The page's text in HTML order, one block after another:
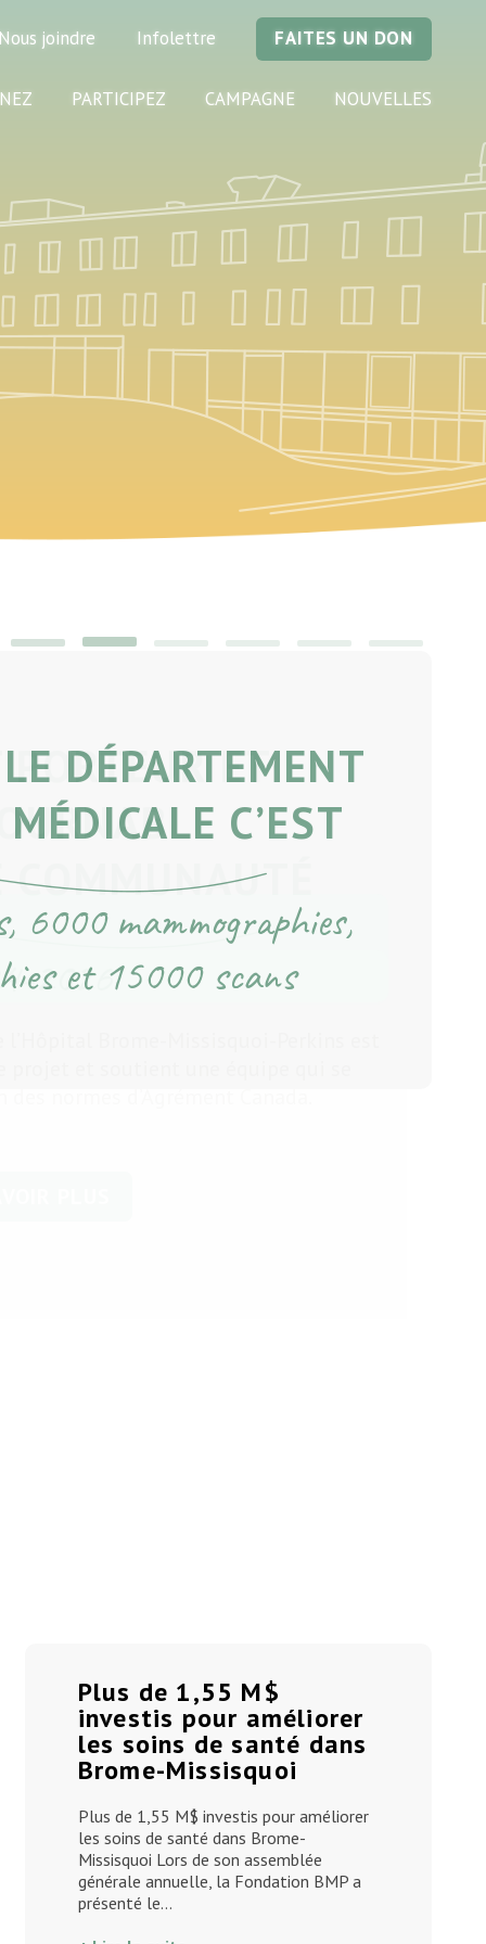
Nous joindre Infolettre FAITES UN DON
PARTICIPEZ CAMPAGNE NOUVELLES
DÉPARTEMENT
C’EST
6000 mammographies,
et 15000 scans
Plus de 1,55 M$
investis pour améliorer
les soins de santé dans
Brome-Missisquoi
Plus de 1,55 M$ investis pour améliorer
les soins de santé dans Brome-
Missisquoi Lors de son assemblée
générale annuelle, la Fondation BMP a
présenté le…